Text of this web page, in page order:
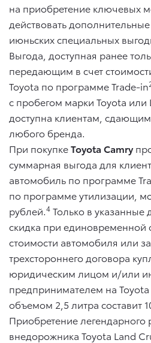
на приобретение ключевых
действовать
июньских специальных
Выгода, доступная ранее
передающим в счет
Toyota по программе Trade-in
с пробегом марки Toyota или
доступна клиентам,
любого бренда.
При покупкеToyota Camry
суммарная выгода для
автомобиль по программе
по программе утилизации,
рублей.4 Только в указанные
скидка при единовременной
стоимости автомобиля или
трехстороннего договора
юридическим лицом и/или
предпринимателем на Toyota
объемом 2,5 литра составит
Приобретение легендарного
внедорожника Toyota Land